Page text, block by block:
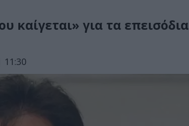
καίγεται» για τα επεισόδια
11:30